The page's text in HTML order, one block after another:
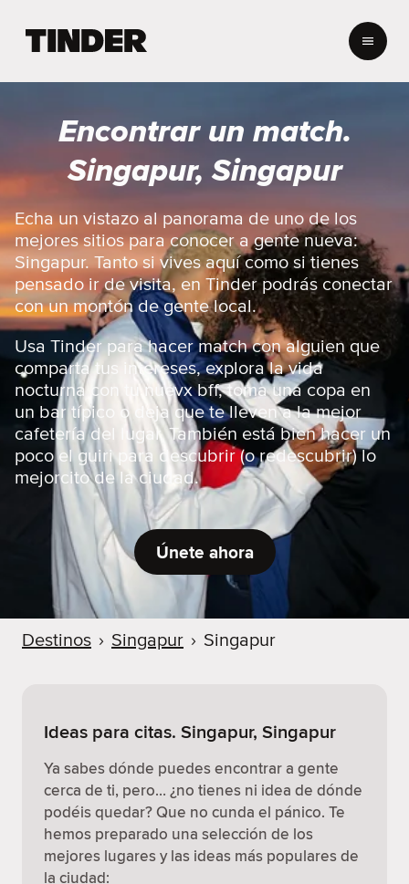
r
n
i
c
i
o
Encontrar un match.
Singapur, Singapur
Echa un vistazo al panorama de uno de los
mejores sitios para conocer a gente nueva:
Singapur. Tanto si vives aquí como si tienes
pensado ir de visita, en Tinder podrás conectar
con un montón de gente local.
Usa Tinder para hacer match con alguien que
comparta tus intereses, explora la vida
nocturna con tu nuevx bff, toma una copa en
un bar típico o deja que te lleven a la mejor
cafetería del lugar. También está bien hacer un
poco el guiri para descubrir (o redescubrir) lo
mejorcito de la ciudad.
Únete ahora
Destinos › Singapur › Singapur
Ideas para citas. Singapur, Singapur
Ya sabes dónde puedes encontrar a gente
cerca de ti, pero… ¿no tienes ni idea de dónde
podéis quedar? Que no cunda el pánico. Te
hemos preparado una selección de los
mejores lugares y las ideas más populares de
la ciudad: